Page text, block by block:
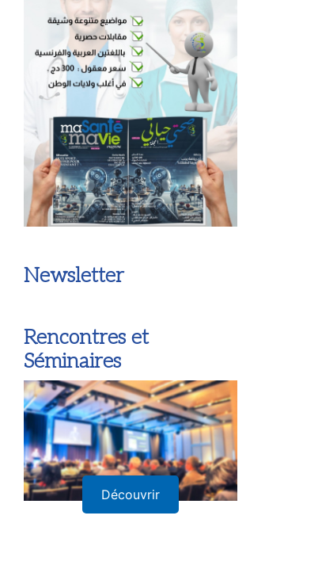
Newsletter
Rencontres et
Séminaires
Découvrir